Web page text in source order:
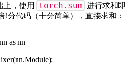
上，使用 torch.sum 进行求和即
分代码（十分简单），直接求和：
as nn